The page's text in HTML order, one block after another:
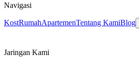
Navigasi
KostRumahApartemenTentang KamiBlog
Jaringan Kami